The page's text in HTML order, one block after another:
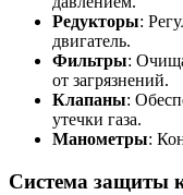
Редукторы:
двигатель.
Фильтры:
от загрязнений.
Клапаны:
утечки газа.
Манометры:
Система защиты